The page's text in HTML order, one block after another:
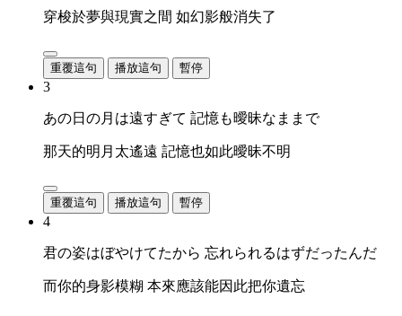
穿梭於夢與現實之間 如幻影般消失了
重覆這句 播放這句 暫停
3
あの日の月は遠すぎて 記憶も曖昧なままで
那天的明月太遙遠 記憶也如此曖昧不明
重覆這句 播放這句 暫停
4
君の姿はぼやけてたから 忘れられるはずだったんだ
而你的身影模糊 本來應該能因此把你遺忘